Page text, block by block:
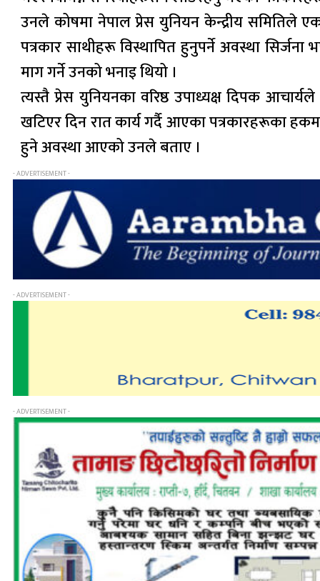
उनले कोषमा नेपाल प्रेस युनियन केन्द्रीय समितिले
पत्रकार साथीहरू विस्थापित हुनुपर्ने अवस्था
माग गर्ने उनको भनाइ थियो ।
त्यस्तै प्रेस युनियनका वरिष्ठ उपाध्यक्ष दिपक
खटिएर दिन रात कार्य गर्दै आएका पत्रकारहरूका
हुने अवस्था आएको उनले बताए ।
- ADVERTISEMENT -
- ADVERTISEMENT -
- ADVERTISEMENT -